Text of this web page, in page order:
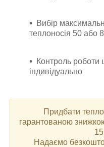
Вибір
теплоносія 50 або
Контроль роботи
індивідуально
Придбати
гарантованою
Надаємо